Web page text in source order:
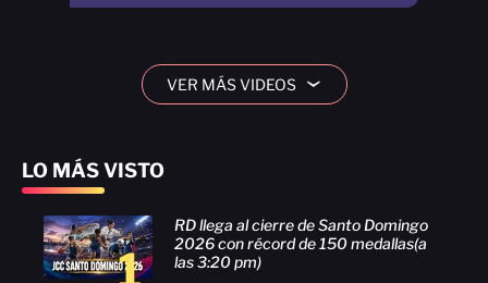
LO MÁS VISTO
1
RD llega al cierre de Santo Domingo
2026 con récord de 150 medallas(a
las 3:20 pm)
VER MÁS VIDEOS ›